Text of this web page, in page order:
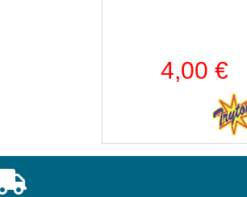
4,00 €